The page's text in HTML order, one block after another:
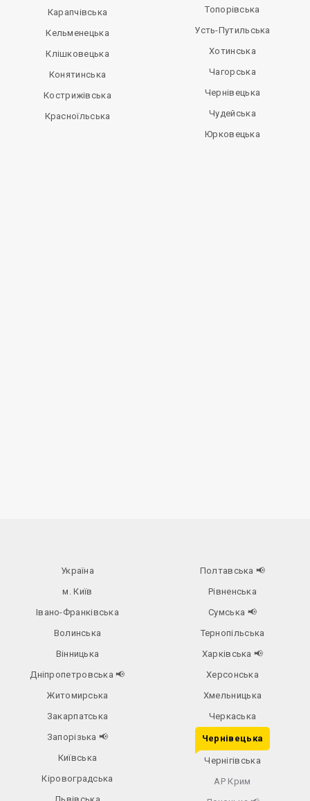
Карапчівська
Кельменецька
Клішковецька
Конятинська
Кострижівська
Красноїльська
Топорівська
Усть-Путильська
Хотинська
Чагорська
Чернівецька
Чудейська
Юрковецька
Україна
м. Київ
Івано-Франківська
Волинська
Вінницька
Дніпропетровська📢
Житомирська
Закарпатська
Запорізька 📢
Київська
Кіровоградська
Полтавська 📢
Рівненська
Сумська 📢
Тернопільська
Харківська 📢
Херсонська
Хмельницька
Черкаська
Чернівецька
Чернігівська
АР Крим